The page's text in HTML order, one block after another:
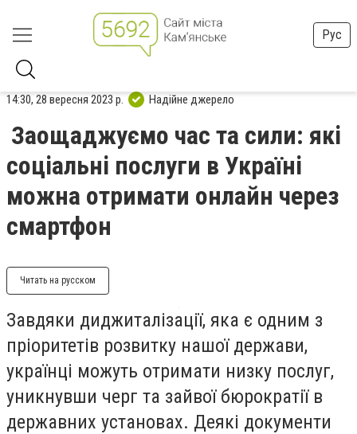
Рус
14:30, 28 вересня 2023 р. Надійне джерело
Заощаджуємо час та сили: які
соціальні послуги в Україні
можна отримати онлайн через
смартфон
Читать на русском
Завдяки диджиталізації, яка є одним з
пріоритетів розвитку нашої держави,
українці можуть отримати низку послуг,
уникнувши черг та зайвої бюрократії в
державних установах. Деякі документи